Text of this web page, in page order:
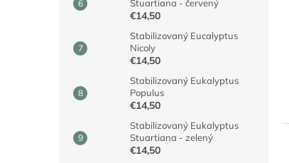
Stuartiana - červený
€14,50
Stabilizovaný Eucalyptus
Nicoly
€14,50
Stabilizovaný Eukalyptus
Populus
€14,50
Stabilizovaný Eukalyptus
Stuartiana - zelený
€14,50